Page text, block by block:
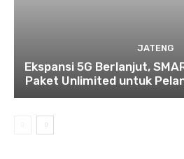
JATENG
Ekspansi 5G Berlanjut,
Paket Unlimited untuk